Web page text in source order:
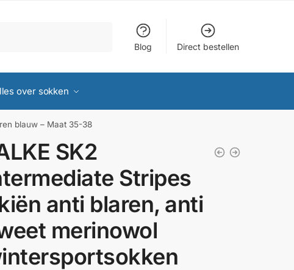
Blog Direct bestellen
over sokken
blauw – Maat 35-38
SK2
Stripes
anti blaren, anti
merinowol